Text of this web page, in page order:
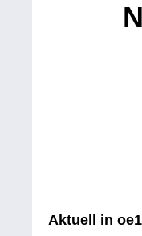
Aktuell in